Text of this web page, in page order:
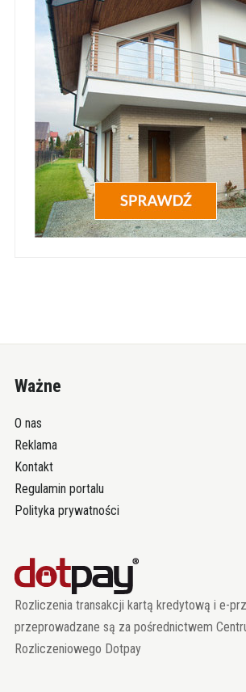
Ważne
O nas
Reklama
Kontakt
Regulamin portalu
Polityka prywatności
Rozliczenia transakcji kartą kredytową i e-
przeprowadzane są za pośrednictwem
Rozliczeniowego Dotpay